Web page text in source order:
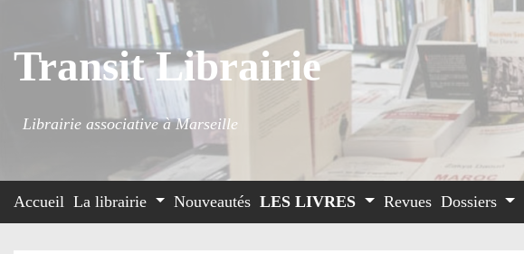
Transit Librairie
Librairie associative à Marseille
Accueil La librairie Nouveautés LES LIVRES Revues Dossiers